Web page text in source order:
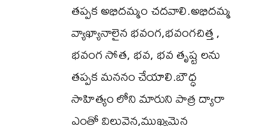
తప్పక అభిదమ్మం చదవాలి.అభిదమ్మ
వ్యాఖ్యానాలైన భవంగ,భవంగచిత్త ,
భవంగ సోత, భవ, భవ తృష్ట లను
తప్పక మననం చేయాలి.బౌధ్ధ
సాహిత్యం లోని మారుని పాత్ర ద్యారా
ఎంతో విలువైన,ముఖ్యమైన